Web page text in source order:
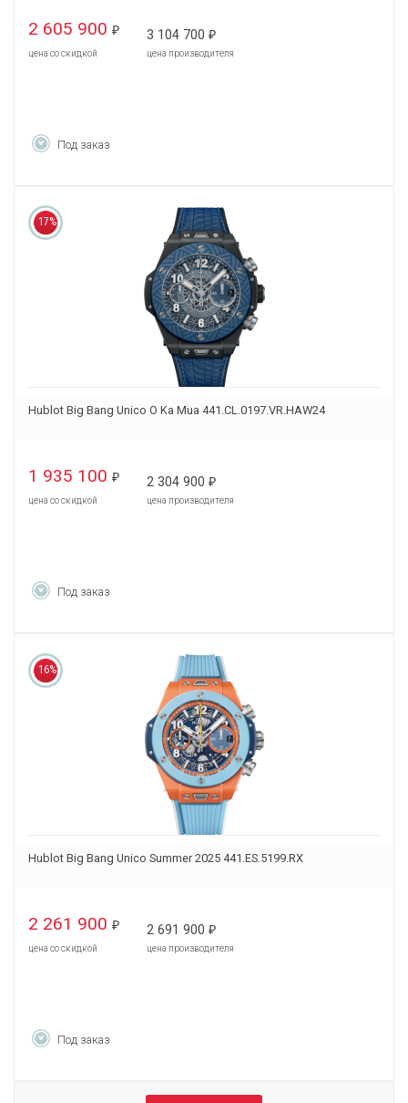
2 605 900 ₽
цена со скидкой
3 104 700 ₽
цена производителя
Под заказ
17%
Hublot Big Bang Unico O Ka Mua 441.CL.0197.VR.HAW24
1 935 100 ₽
цена со скидкой
2 304 900 ₽
цена производителя
Под заказ
16%
Hublot Big Bang Unico Summer 2025 441.ES.5199.RX
2 261 900 ₽
цена со скидкой
2 691 900 ₽
цена производителя
Под заказ